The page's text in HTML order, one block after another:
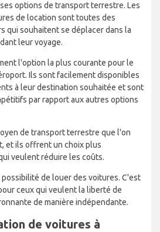
options de transport terrestre. Les
de location sont toutes des
qui souhaitent se déplacer dans la
leur voyage.
l'option la plus courante pour le
Ils sont facilement disponibles
à leur destination souhaitée et sont
par rapport aux autres options
de transport terrestre que l'on
et ils offrent un choix plus
veulent réduire les coûts.
de louer des voitures. C'est
ceux qui veulent la liberté de
de manière indépendante.
de voitures à